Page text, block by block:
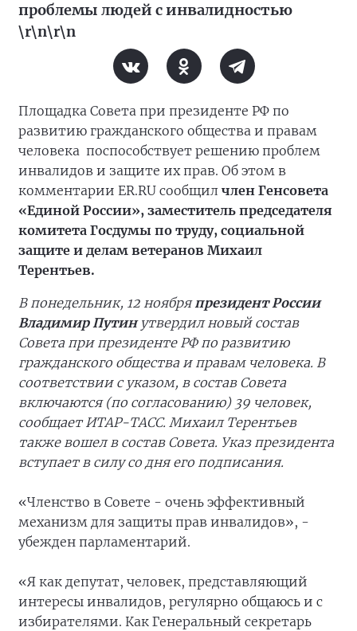
проблемы людей с инвалидностью
\r\n\r\n
Площадка Совета при президенте РФ по
развитию гражданского общества и правам
человека поспособствует решению проблем
инвалидов и защите их прав. Об этом в
комментарии ER.RU сообщил член Генсовета
«Единой России», заместитель председателя
комитета Госдумы по труду, социальной
защите и делам ветеранов Михаил
Терентьев.
В понедельник, 12 ноябряпрезидент России
Владимир Путинутвердил новый состав
Совета при президенте РФ по развитию
гражданского общества и правам человека. В
соответствии с указом, в состав Совета
включаются (по согласованию) 39 человек,
сообщает ИТАР-ТАСС. Михаил Терентьев
также вошел в состав Совета. Указ президента
вступает в силу со дня его подписания.
«Членство в Совете - очень эффективный
механизм для защиты прав инвалидов», -
убежден парламентарий.
«Я как депутат, человек, представляющий
интересы инвалидов, регулярно общаюсь и с
избирателями. Как Генеральный секретарь